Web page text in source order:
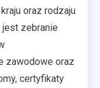
oraz rodzaju
jest zebranie
zawodowe oraz
certyfikaty